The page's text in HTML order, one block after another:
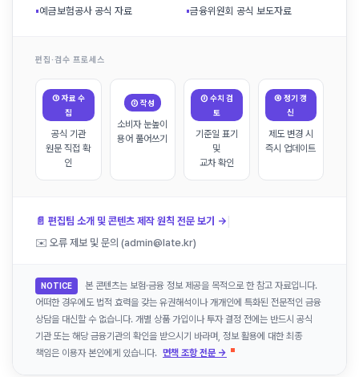
▪예금보험공사 공식 자료 ▪금융위원회 공식 보도자료
편집·검수 프로세스
① 자료 수
집
공식 기관
원문 직접 확
인
② 작성
소비자 눈높이
용어 풀어쓰기
③ 수치 검
토
기준일 표기
및
교차 확인
④ 정기 갱
신
제도 변경 시
즉시 업데이트
📄 편집팀 소개 및 콘텐츠 제작 원칙 전문 보기 → |
✉️ 오류 제보 및 문의 (admin@late.kr)
NOTICE
본 콘텐츠는 보험·금융 정보 제공을 목적으로 한 참고 자료입니다.
어떠한 경우에도 법적 효력을 갖는 유권해석이나 개개인에 특화된 전문적인 금융
상담을 대신할 수 없습니다. 개별 상품 가입이나 투자 결정 전에는 반드시 공식
기관 또는 해당 금융기관의 확인을 받으시기 바라며, 정보 활용에 대한 최종
책임은 이용자 본인에게 있습니다. 면책 조항 전문 →